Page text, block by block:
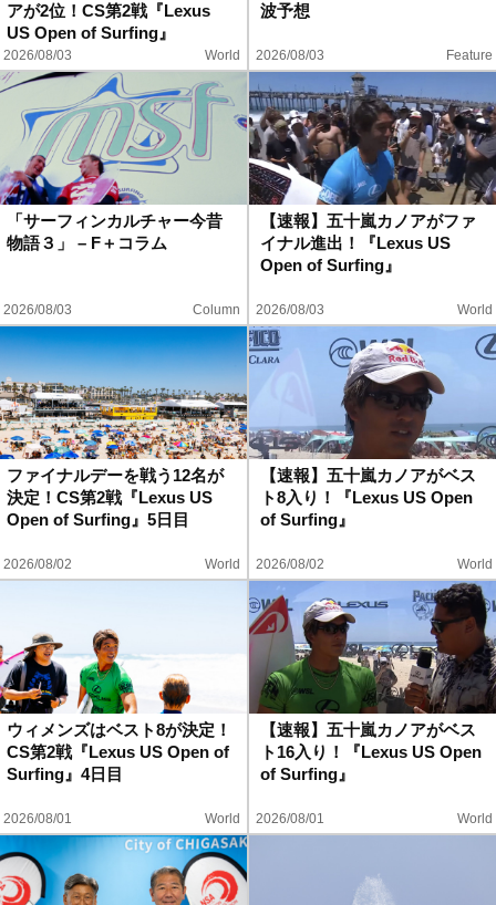
アが2位！CS第2戦『Lexus
US Open of Surfing』
2026/08/03 World
波予想
2026/08/03 Feature
「サーフィンカルチャー今昔
物語３」 – F＋コラム
2026/08/03 Column
【速報】五十嵐カノアがファ
イナル進出！『Lexus US
Open of Surfing』
2026/08/03 World
ファイナルデーを戦う12名が
決定！CS第2戦『Lexus US
Open of Surfing』5日目
2026/08/02 World
【速報】五十嵐カノアがベス
ト8入り！『Lexus US Open
of Surfing』
2026/08/02 World
ウィメンズはベスト8が決定！
CS第2戦『Lexus US Open of
Surfing』4日目
2026/08/01 World
【速報】五十嵐カノアがベス
ト16入り！『Lexus US Open
of Surfing』
2026/08/01 World